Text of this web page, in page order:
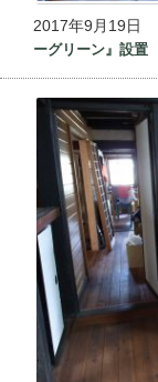
2017年9月19日
ーグリーン』設置